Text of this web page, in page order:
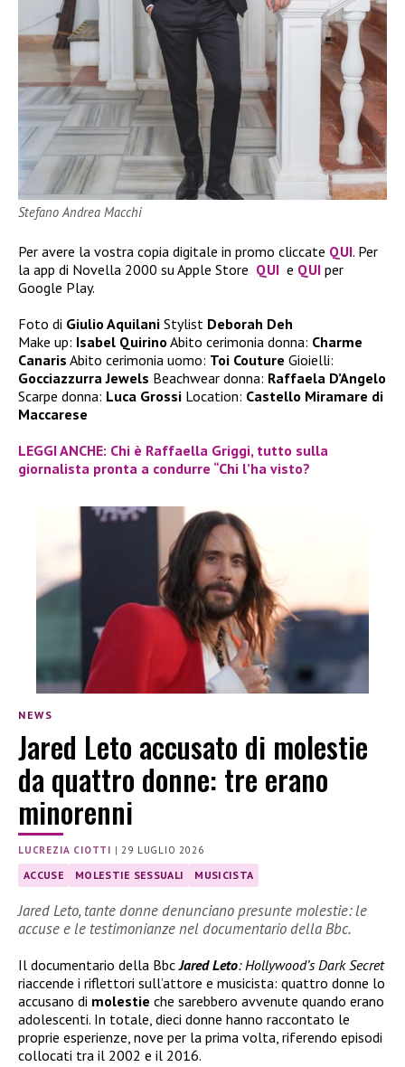
Stefano Andrea Macchi
Per avere la vostra copia digitale in promo cliccate QUI. Per
la app di Novella 2000 su Apple Store QUI e QUI per
Google Play.
Foto di Giulio Aquilani Stylist Deborah Deh
Make up: Isabel Quirino Abito cerimonia donna: Charme
Canaris Abito cerimonia uomo: Toi Couture Gioielli:
Gocciazzurra Jewels Beachwear donna: Raffaela D’Angelo
Scarpe donna: Luca Grossi Location: Castello Miramare di
Maccarese
LEGGI ANCHE: Chi è Raffaella Griggi, tutto sulla
giornalista pronta a condurre “Chi l’ha visto?
NEWS
Jared Leto accusato di molestie
da quattro donne: tre erano
minorenni
LUCREZIA CIOTTI | 29 LUGLIO 2026
ACCUSE MOLESTIE SESSUALI MUSICISTA
Jared Leto, tante donne denunciano presunte molestie: le
accuse e le testimonianze nel documentario della Bbc.
Il documentario della BbcJared Leto: Hollywood’s Dark Secret
riaccende i riflettori sull’attore e musicista: quattro donne lo
accusano di molestie che sarebbero avvenute quando erano
adolescenti. In totale, dieci donne hanno raccontato le
proprie esperienze, nove per la prima volta, riferendo episodi
collocati tra il 2002 e il 2016.